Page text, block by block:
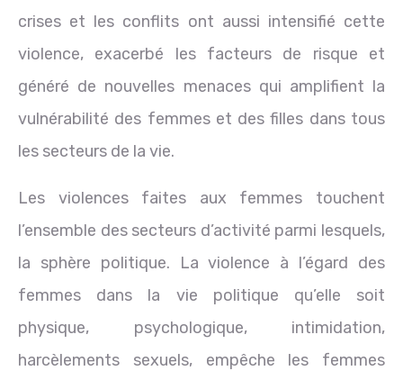
crises et les conflits ont aussi intensifié cette
violence, exacerbé les facteurs de risque et
généré de nouvelles menaces qui amplifient la
vulnérabilité des femmes et des filles dans tous
les secteurs de la vie.
Les violences faites aux femmes touchent
l’ensemble des secteurs d’activité parmi lesquels,
la sphère politique. La violence à l’égard des
femmes dans la vie politique qu’elle soit
physique, psychologique, intimidation,
harcèlements sexuels, empêche les femmes